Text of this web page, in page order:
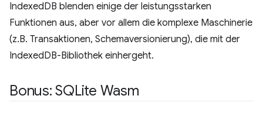
IndexedDB blenden einige der leistungsstarken
Funktionen aus, aber vor allem die komplexe Maschinerie
(z.B. Transaktionen, Schemaversionierung), die mit der
IndexedDB-Bibliothek einhergeht.
Bonus: SQLite Wasm